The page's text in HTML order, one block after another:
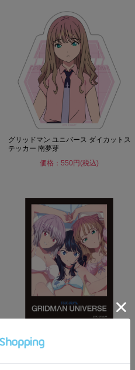
グリッドマン ユニバース ダイカットス
テッカー 南夢芽
価格：550円(税込)
テッカー 六花&アカネ...